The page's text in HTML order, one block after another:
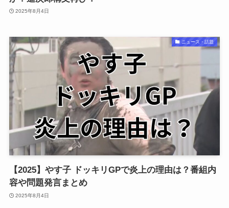
2025年8月4日
ニュース・話題
【2025】やす子 ドッキリGPで炎上の理由は？番組内
容や問題発言まとめ
2025年8月4日